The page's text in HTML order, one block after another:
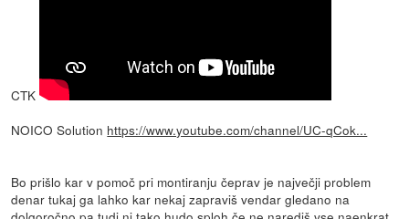
CTK
NOICO Solution https://www.youtube.com/channel/UC-qCok...
Bo prišlo kar v pomoč pri montiranju čeprav je največji problem
denar tukaj ga lahko kar nekaj zapraviš vendar gledano na